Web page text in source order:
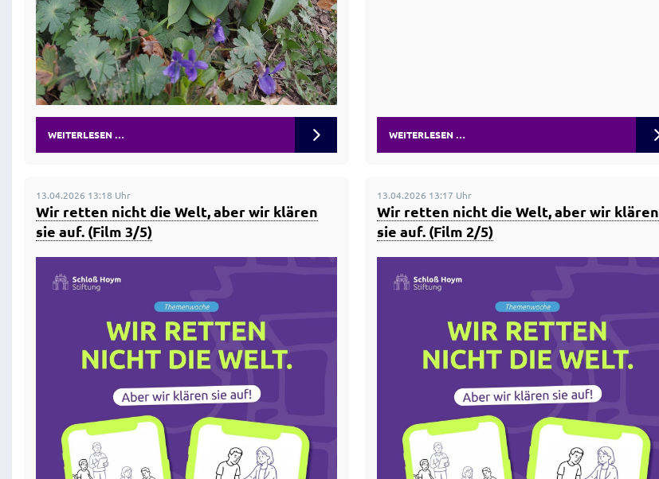
WEITERLESEN … WEITERLESEN …
13.04.2026 13:18 Uhr
Wir retten nicht die Welt, aber wir klären
sie auf. (Film 3/5)
13.04.2026 13:17 Uhr
Wir retten nicht die Welt, aber wir klären
sie auf. (Film 2/5)